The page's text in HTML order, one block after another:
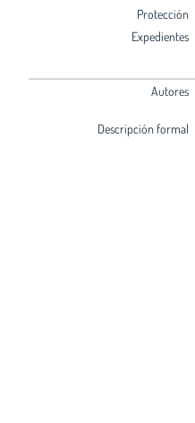
Protección
Expedientes
Autores
Descripción formal